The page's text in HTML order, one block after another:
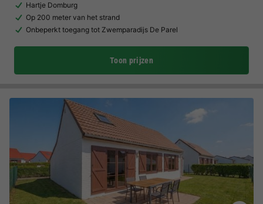
Hartje Domburg
Op 200 meter van het strand
Onbeperkt toegang tot Zwemparadijs De Parel
Toon prijzen